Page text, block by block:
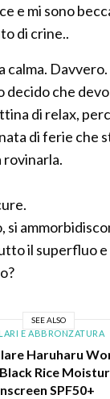
e mi sono
di crine..
calma. Davvero.
che
di relax,
di ferie che
rovinarla.
si
il superfluo e
SEE ALSO
E ABBRONZATURA
Haruharu
Rice
SPF50+